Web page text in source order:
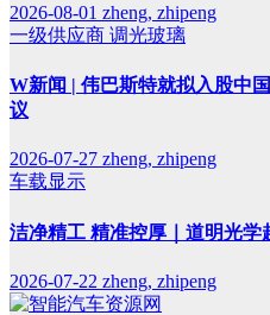
2026-08-01 zheng, zhipeng
一级供应商 调光玻璃
W新闻 | 伟巴斯特就拟入股中
议
2026-07-27 zheng, zhipeng
车载显示
洁净精工 精准控厚｜道明光学
2026-07-22 zheng, zhipeng